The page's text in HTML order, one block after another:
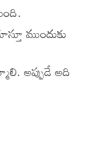
ముందుకు
అప్పుడే అది